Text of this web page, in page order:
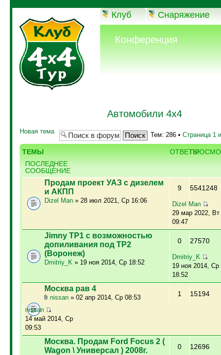
Клуб Снаряжение
Конференция
Автомобили 4х4
Новая тема Тем: 286 • Страница 1
ТЕМЫ ОТВЕТЫ
ПОСЛЕДНЕЕ
СООБЩЕНИЕ
Продам проект УАЗ с дизелем
и АКПП
Dizel Man» 28 июл 2021, Ср 16:06
9 5541248
Dizel Man
29 мар 2022, Вт
09:47
Jimny ТР1 с возможностью
допиливания под ТР2
(Воронеж)
Dmitriy_K» 19 ноя 2014, Ср 18:52
0 27570
Dmitriy_K
19 ноя 2014, Ср
18:52
Москва рав 4
nissan» 02 апр 2014, Ср 08:53 1 15194
nissan
14 май 2014, Ср
09:53
Москва. Продам Ford Focus 2 (
Wagon \ Универсал ) 2008г.
0 12696